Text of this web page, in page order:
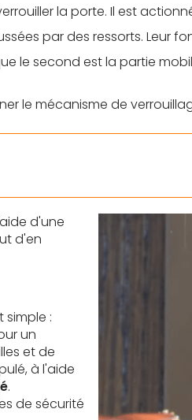
la porte. Il est
par des ressorts. Leur
le second est la partie
le mécanisme de
d'une
d'en
:
un
et de
à l'aide
.
de sécurité